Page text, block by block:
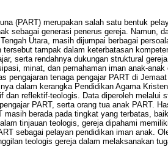
(PART) merupakan salah satu bentuk
sebagai generasi penerus gereja. Namun,
Utara, masih dijumpai berbagai
tersebut tampak dalam keterbatasan
serta rendahnya dukungan struktural
minat, dan pemahaman iman anak-
pengajaran tenaga pengajar PART di
dalam kerangka Pendidikan Agama
dan reflektif-teologis. Data diperoleh melalui
PART, serta orang tua anak PART.
masih berada pada tingkat yang terbatas,
tinjauan teologis, gereja dipahami
sebagai pelayan pendidikan iman anak.
teologis gereja dalam melaksanakan